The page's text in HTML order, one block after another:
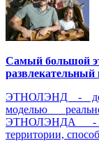
Самый большой
ЭТНОЛЭНД -
моделью
ЭТНОЛЭНДА -
территории,